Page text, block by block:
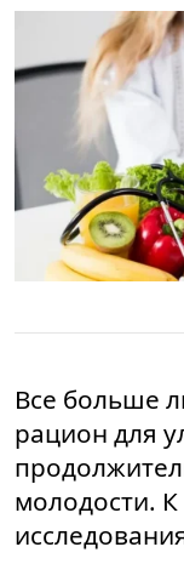
Все больше
рацион для
молодости.